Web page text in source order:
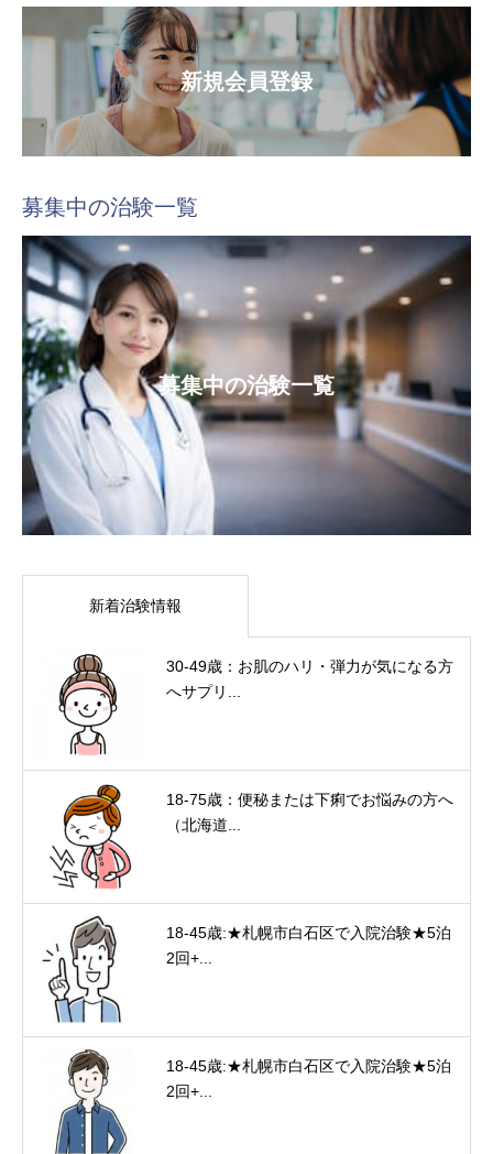
新規会員登録
募集中の治験一覧
募集中の治験一覧
新着治験情報
30-49歳：お肌のハリ・弾力が気になる方
へサプリ...
18-75歳：便秘または下痢でお悩みの方へ
（北海道...
18-45歳:★札幌市白石区で入院治験★5泊
2回+...
18-45歳:★札幌市白石区で入院治験★5泊
2回+...